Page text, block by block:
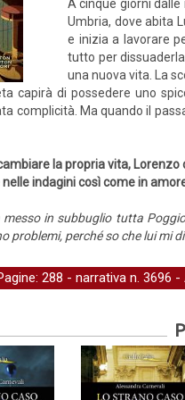
A cinque giorni
Umbria, dove abita
e inizia a lavorare
tutto per
una nuova vita. La
capirà di possedere uno
complicità. Ma quando il
la propria vita, Lorenzo
indagini così come in
messo in subbuglio tutta
problemi, perché so che lui mi
288 - narrativa n. 3696 -